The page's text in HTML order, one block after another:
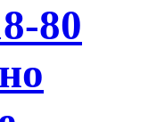
80